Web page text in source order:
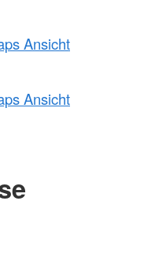
Ansicht
Ansicht